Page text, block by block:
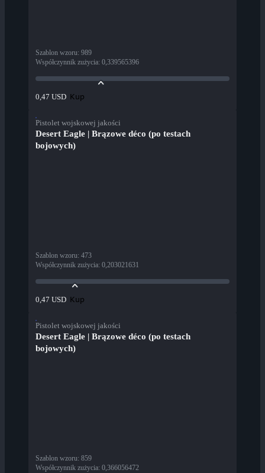
Szablon wzoru: 989
Współczynnik zużycia: 0,339565396
0,47 USD Kup
Pistolet wojskowej jakości
Desert Eagle | Brązowe déco (po testach
bojowych)
Szablon wzoru: 473
Współczynnik zużycia: 0,203021631
0,47 USD Kup
Pistolet wojskowej jakości
Desert Eagle | Brązowe déco (po testach
bojowych)
Szablon wzoru: 859
Współczynnik zużycia: 0,366056472